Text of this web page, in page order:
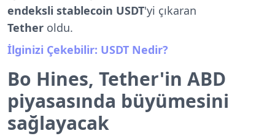
endeksli stablecoin USDT'yi çıkaran
Tether oldu.
İlginizi Çekebilir: USDT Nedir?
Bo Hines, Tether'in ABD
piyasasında büyümesini
sağlayacak